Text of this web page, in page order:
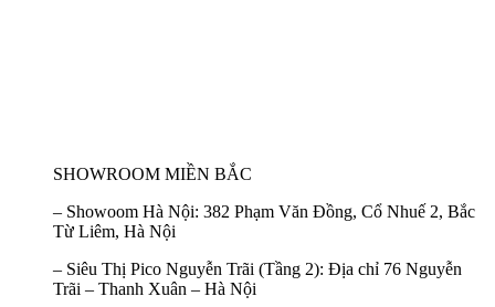
SHOWROOM MIỀN BẮC
– Showoom Hà Nội: 382 Phạm Văn Đồng, Cổ Nhuế 2, Bắc
Từ Liêm, Hà Nội
– Siêu Thị Pico Nguyễn Trãi (Tầng 2): Địa chỉ 76 Nguyễn
Trãi – Thanh Xuân – Hà Nội